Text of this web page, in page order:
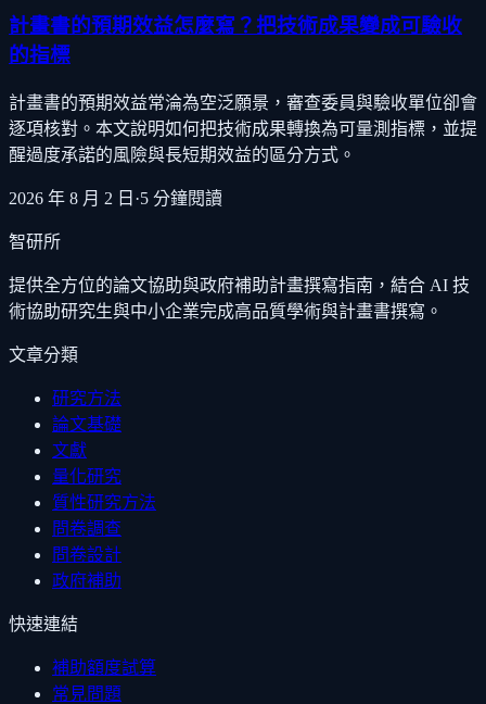
計畫書的預期效益怎麼寫？把技術成果變成可驗收
的指標
計畫書的預期效益常淪為空泛願景，審查委員與驗收單位卻會
逐項核對。本文說明如何把技術成果轉換為可量測指標，並提
醒過度承諾的風險與長短期效益的區分方式。
2026 年 8 月 2 日 ·5 分鐘閱讀
智研所
提供全方位的論文協助與政府補助計畫撰寫指南，結合 AI 技
術協助研究生與中小企業完成高品質學術與計畫書撰寫。
文章分類
研究方法
論文基礎
文獻
量化研究
質性研究方法
問卷調查
問卷設計
政府補助
快速連結
補助額度試算
常見問題